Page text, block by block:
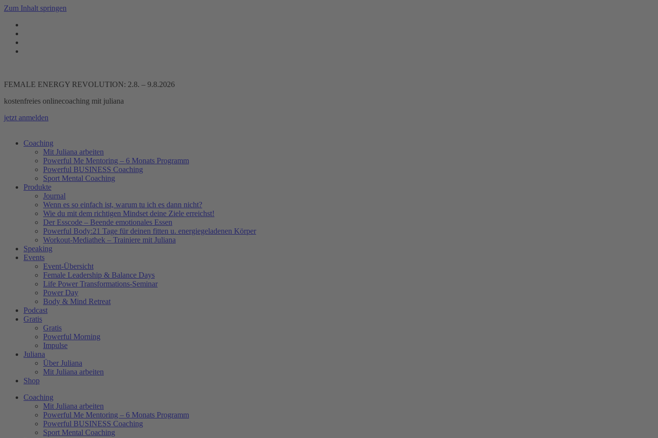
Zum Inhalt springen
FEMALE ENERGY REVOLUTION: 2.8. – 9.8.2026
kostenfreies onlinecoaching mit juliana
jetzt anmelden
Coaching
Mit Juliana arbeiten
Powerful Me Mentoring – 6 Monats Programm
Powerful BUSINESS Coaching
Sport Mental Coaching
Produkte
Journal
Wenn es so einfach ist, warum tu ich es dann nicht?
Wie du mit dem richtigen Mindset deine Ziele erreichst!
Der Esscode – Beende emotionales Essen
Powerful Body:21 Tage für deinen fitten u. energiegeladenen Körper
Workout-Mediathek – Trainiere mit Juliana
Speaking
Events
Event-Übersicht
Female Leadership & Balance Days
Life Power Transformations-Seminar
Power Day
Body & Mind Retreat
Podcast
Gratis
Gratis
Powerful Morning
Impulse
Juliana
Über Juliana
Mit Juliana arbeiten
Shop
Coaching
Mit Juliana arbeiten
Powerful Me Mentoring – 6 Monats Programm
Powerful BUSINESS Coaching
Sport Mental Coaching